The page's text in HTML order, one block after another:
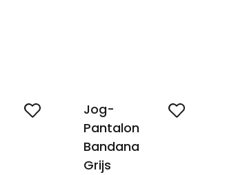
Jog-
Pantalon
Bandana
Grijs